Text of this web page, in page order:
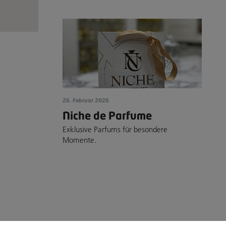
26. Februar 2026
Niche de Parfume
Exklusive Parfums für besondere
Momente.